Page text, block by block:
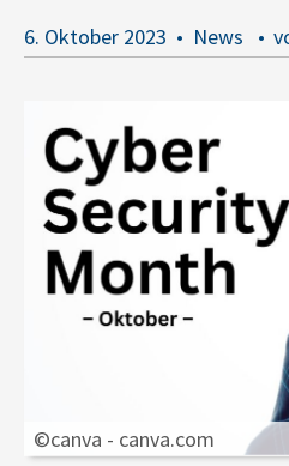
6. Oktober 2023 News
©canva - canva.com